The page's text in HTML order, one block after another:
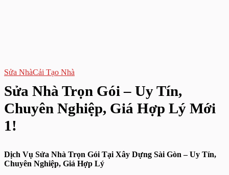
Sửa NhàCải Tạo Nhà
Sửa Nhà Trọn Gói – Uy Tín,
Chuyên Nghiệp, Giá Hợp Lý Mới
1!
Dịch Vụ Sửa Nhà Trọn Gói Tại Xây Dựng Sài Gòn – Uy Tín,
Chuyên Nghiệp, Giá Hợp Lý